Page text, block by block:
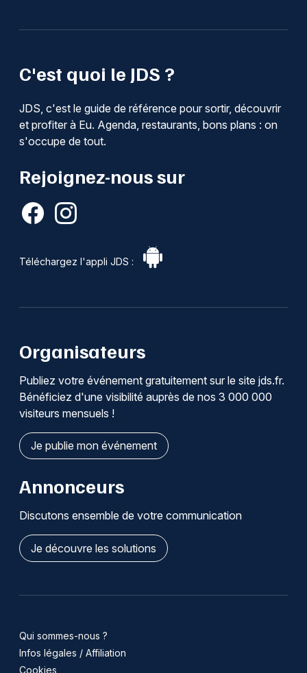
C'est quoi le JDS ?
JDS, c'est le guide de référence pour sortir, découvrir
et profiter à Eu. Agenda, restaurants, bons plans : on
s'occupe de tout.
Rejoignez-nous sur
Téléchargez l'appli JDS :
Organisateurs
Publiez votre événement gratuitement sur le site jds.fr.
Bénéficiez d'une visibilité auprès de nos 3 000 000
visiteurs mensuels !
Je publie mon événement
Annonceurs
Discutons ensemble de votre communication
Je découvre les solutions
Qui sommes-nous ?
Infos légales / Affiliation
Cookies